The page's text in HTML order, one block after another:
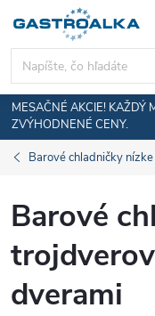
obsah
MESAČNÉ AKCIE! KAŽDÝ
ZVÝHODNENÉ CENY.
Barové chladničky
Barové
dverami